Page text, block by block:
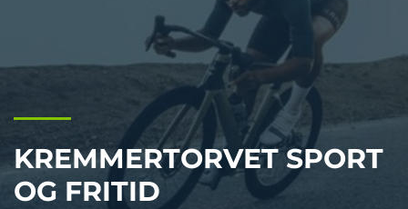
KREMMERTORVET SPORT
OG FRITID